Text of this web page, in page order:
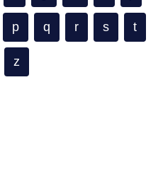
p q r s t
z